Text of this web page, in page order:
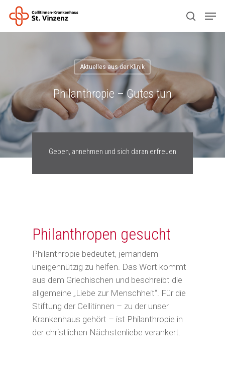
Drücken Sie ENTER zum Suchen oder ESC
zum Schließen.Aktuelles aus der Klinik
Philanthropie – Gutes tun
Geben, annehmen und sich daran erfreuen
Philanthropen gesucht
Philanthropie bedeutet, jemandem
uneigennützig zu helfen. Das Wort kommt
aus dem Griechischen und beschreibt die
allgemeine „Liebe zur Menschheit“. Für die
Stiftung der Cellitinnen – zu der unser
Krankenhaus gehört – ist Philanthropie in
der christlichen Nächstenliebe verankert.